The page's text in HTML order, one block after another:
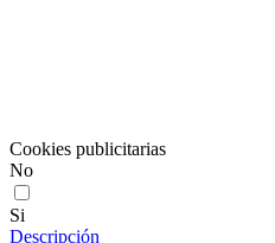
Cookies publicitarias
No
Si
Descripción